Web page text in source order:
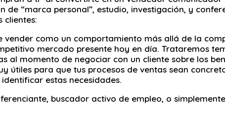
de “marca personal”, estudio, investigación, y
clientes:
vender como un comportamiento más allá de la
mercado presente hoy en día. Trataremos
al momento de negociar con un cliente sobre los
útiles para que tus procesos de ventas sean
estas necesidades.
buscador activo de empleo, o